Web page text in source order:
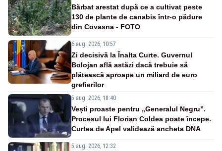
Bărbat arestat după ce a cultivat peste
130 de plante de canabis într-o pădure
din Covasna - FOTO
6 aug. 2026, 10:57
Zi decisivă la Înalta Curte. Guvernul
Bolojan află astăzi dacă trebuie să
plătească aproape un miliard de euro
grefierilor
5 aug. 2026, 18:40
Vești proaste pentru „Generalul Negru”.
Procesul lui Florian Coldea poate începe.
Curtea de Apel validează ancheta DNA
5 aug. 2026, 12:32